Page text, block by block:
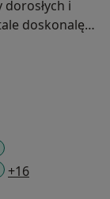
i
doskonalę
i
medycyny
się wszelkimi
i paznokci,
innymi
igłową,
+16